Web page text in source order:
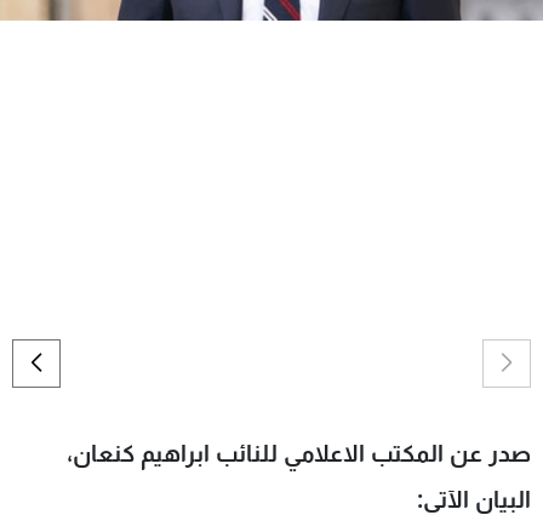
صدر عن المكتب الاعلامي للنائب ابراهيم كنعان،
البيان الآتي: